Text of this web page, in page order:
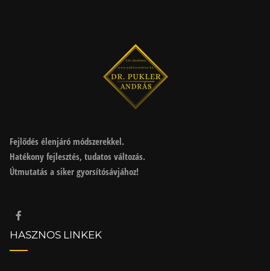
Fejlődés élenjáró módszerekkel.
Hatékony fejlesztés, tudatos változás.
Útmutatás a siker gyorsítósávjához!
HASZNOS LINKEK